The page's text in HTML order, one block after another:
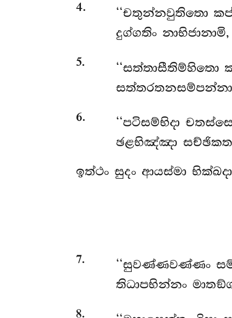
4.
‘‘චතුන්නවුතිතො
දුග්ගතිං
5.
‘‘සත්තාසීතිම්හිතො
6.
‘‘පටිසම්භිදා
ඡළභිඤ්ඤා
ඉත්ථංසුදං ආයස්මා
7.
‘‘සුවණ්ණවණ්ණං
තිධාපභින්නං
8.